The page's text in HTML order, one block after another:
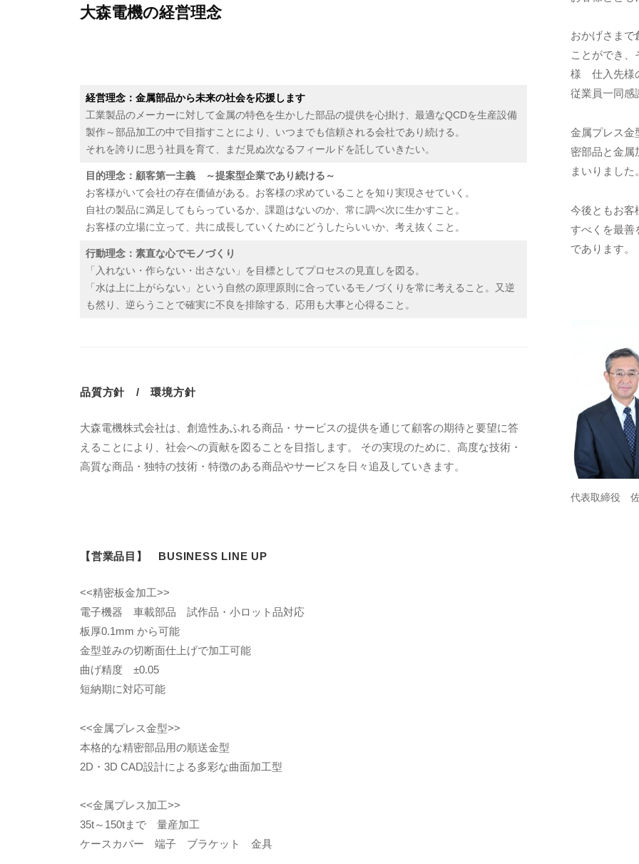
大森電機の経営理念
経営理念：金属部品から未来の社会を応援します
工業製品のメーカーに対して金属の特色を生かした部品の提供を心掛け、最適なQCDを生産設備
製作～部品加工の中で目指すことにより、いつまでも信頼される会社であり続ける。
それを誇りに思う社員を育て、まだ見ぬ次なるフィールドを託していきたい。
目的理念：顧客第一主義 ～提案型企業であり続ける～
お客様がいて会社の存在価値がある。お客様の求めていることを知り実現させていく。
自社の製品に満足してもらっているか、課題はないのか、常に調べ次に生かすこと。
お客様の立場に立って、共に成長していくためにどうしたらいいか、考え抜くこと。
行動理念：素直な心でモノづくり
「入れない・作らない・出さない」を目標としてプロセスの見直しを図る。
「水は上に上がらない」という自然の原理原則に合っているモノづくりを常に考えること。又逆
も然り、逆らうことで確実に不良を排除する、応用も大事と心得ること。
品質方針 / 環境方針
大森電機株式会社は、創造性あふれる商品・サービスの提供を通じて顧客の期待と要望に答
えることにより、社会への貢献を図ることを目指します。 その実現のために、高度な技術・
高質な商品・独特の技術・特徴のある商品やサービスを日々追及していきます。
おかげさまで
ことができ、
様 仕入先様
従業員一同感
金属プレス
密部品と金属
まいりました。
今後ともお客
すべくを最善
であります。
代表取締役
【営業品目】 BUSINESS LINE UP
<<精密板金加工>>
電子機器 車載部品 試作品・小ロット品対応
板厚0.1mm から可能
金型並みの切断面仕上げで加工可能
曲げ精度 ±0.05
短納期に対応可能
<<金属プレス金型>>
本格的な精密部品用の順送金型
2D・3D CAD設計による多彩な曲面加工型
<<金属プレス加工>>
35t～150tまで 量産加工
ケースカバー 端子 ブラケット 金具